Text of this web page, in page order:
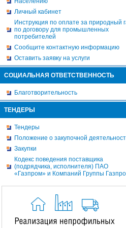
Личный кабинет
Инструкция по оплате за природный
по договору для промышленных
потребителей
Сообщите контактную информацию
Оставить заявку на услуги
СОЦИАЛЬНАЯ ОТВЕТСТВЕННОСТЬ
Благотворительность
ТЕНДЕРЫ
Тендеры
Положение о закупочной
Закупки
Кодекс поведения поставщика
(подрядчика, исполнителя) ПАО
«Газпром» и Компаний Группы